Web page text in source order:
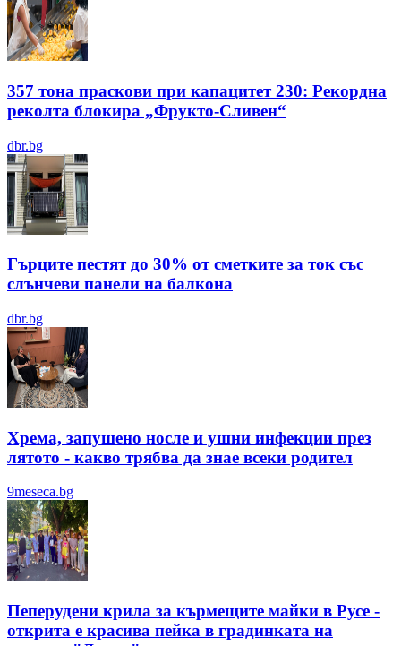
357 тона праскови при капацитет 230: Рекордна
реколта блокира „Фрукто-Сливен“
dbr.bg
Гърците пестят до 30% от сметките за ток със
слънчеви панели на балкона
dbr.bg
Хрема, запушено носле и ушни инфекции през
лятотo - какво трябва да знае всеки родител
9meseca.bg
Пеперудени крила за кърмещите майки в Русе -
открита е красива пейка в градинката на